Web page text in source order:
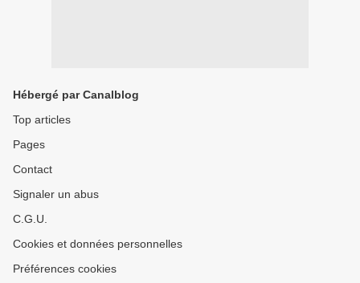
Hébergé par Canalblog
Top articles
Pages
Contact
Signaler un abus
C.G.U.
Cookies et données personnelles
Préférences cookies